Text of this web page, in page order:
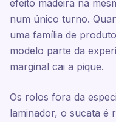
efeito madeira na
num único turno.
uma família de
modelo parte da
marginal cai a pique.
Os rolos fora da
laminador, o sucata é